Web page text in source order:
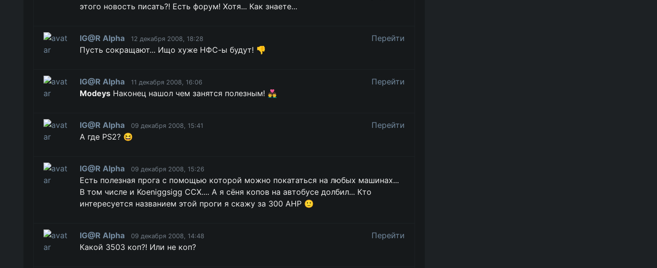
этого новость писать?! Есть форум! Хотя... Как знаете...
IG@R Alpha 12 декабря 2008, 18:28
Перейти
Пусть сокращают... Ищо хуже НФС-ы будут! 👎
IG@R Alpha 11 декабря 2008, 16:06
Перейти
ModeysНаконец нашол чем занятся полезным! 👨‍❤️‍👨
IG@R Alpha 09 декабря 2008, 15:41
Перейти
А где PS2? 😆
IG@R Alpha 09 декабря 2008, 15:26
Есть полезная прога с помощью которой можно покататься на любых машинах...
В том числе и Koeniggsigg CCX.... А я сёня копов на автобусе долбил... Кто
интересуется названием этой проги я скажу за 300 АНР 🙂
IG@R Alpha 09 декабря 2008, 14:48
Перейти
Какой 350З коп?! Или не коп?